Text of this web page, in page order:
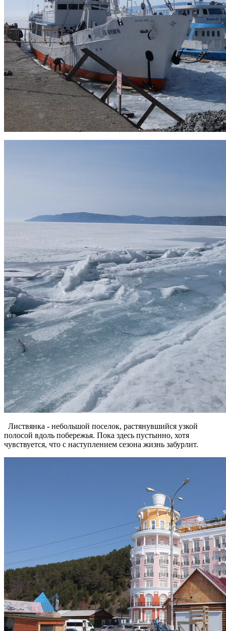
Листвянка - небольшой поселок, растянувшийся узкой
полосой вдоль побережья. Пока здесь пустынно, хотя
чувствуется, что с наступлением сезона жизнь забурлит.